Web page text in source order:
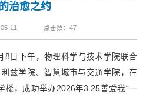
治愈之约
11 点击数： 47
8日下午，物理科学与技术学院联合
兹学院、智慧城市与交通学院，在
楼，成功举办2026年3.25善爱我“一